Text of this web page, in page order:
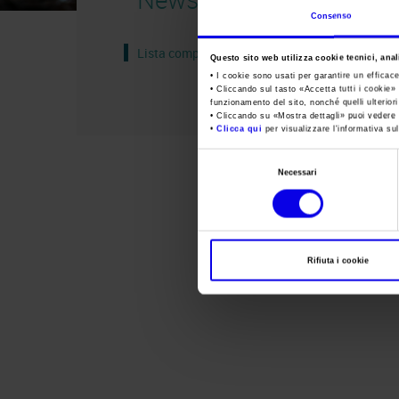
Consenso
Questo sito web utilizza cookie tecnici,
• I cookie sono usati per garantire un
• Cliccando sul tasto «Accetta tutti i cookie»
funzionamento del sito, nonché quelli
• Cliccando su «Mostra dettagli» puoi
•Clicca qui per visualizzare l'informativa
Necessari
Rifiuta i cookie
Lista completa